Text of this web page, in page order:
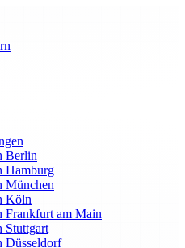
Berlin
Hamburg
München
Köln
Frankfurt am Main
Stuttgart
Düsseldorf